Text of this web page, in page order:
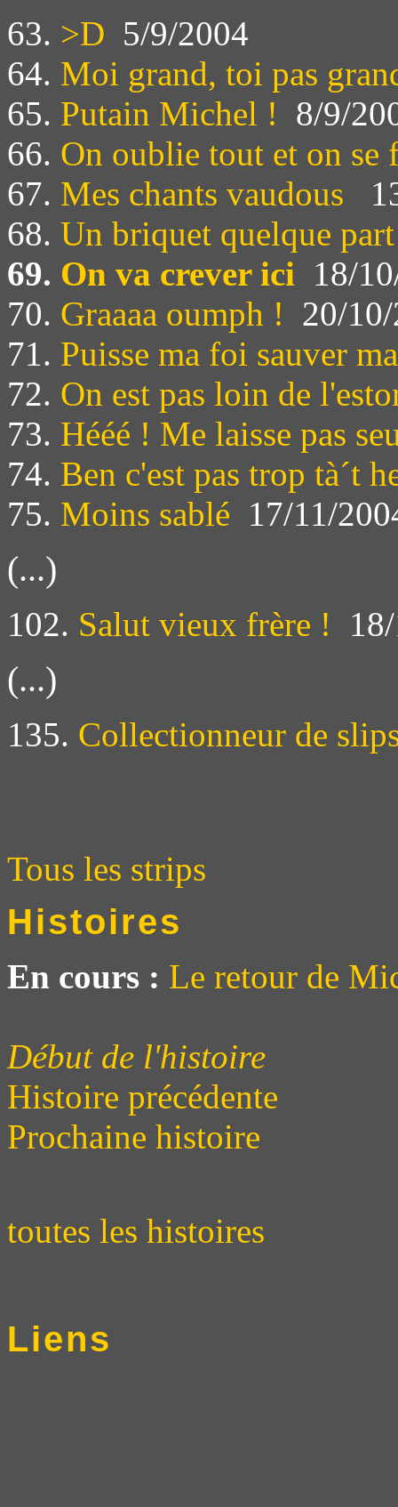
63. >D 5/9/2004
64. Moi grand, toi pas
65. Putain Michel ! 8/9/
66. On oublie tout et on
67. Mes chants vaudous
68. Un briquet quelque part
69. On va crever ici 18/
70. Graaaa oumph ! 20/
71. Puisse ma foi sauver
72. On est pas loin de
73. Hééé ! Me laisse pas
74. Ben c'est pas trop tà´t
75. Moins sablé 17/11/
(...)
102. Salut vieux frère !
(...)
135. Collectionneur de
Tous les strips
Histoires
En cours : Le retour de
Début de l'histoire
Histoire précédente
Prochaine histoire
toutes les histoires
Liens